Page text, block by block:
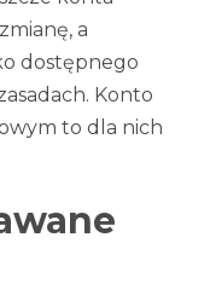
a
dostępnego
Konto
to dla nich